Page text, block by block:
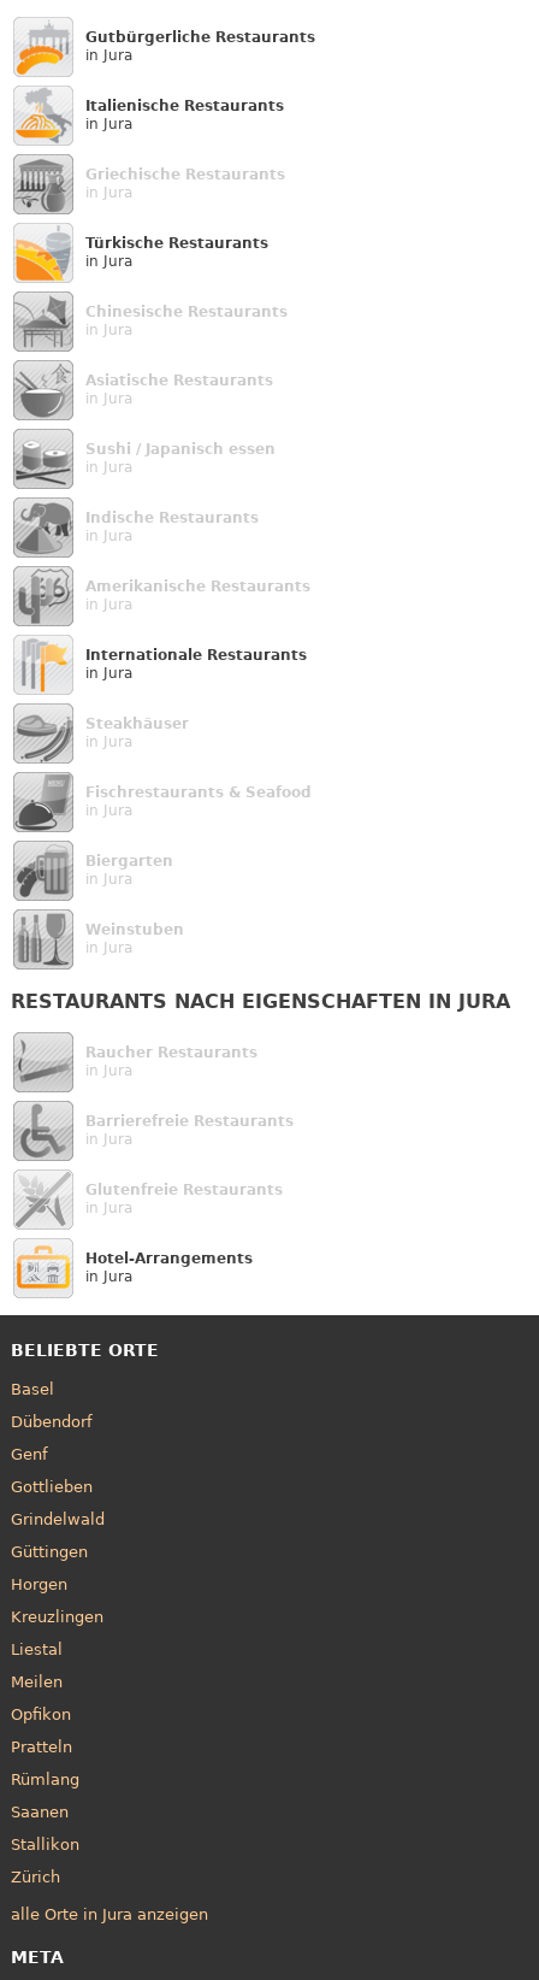
Gutbürgerliche Restaurants
in Jura
Italienische Restaurants
in Jura
Griechische Restaurants
in Jura
Türkische Restaurants
in Jura
Chinesische Restaurants
in Jura
Asiatische Restaurants
in Jura
Sushi / Japanisch essen
in Jura
Indische Restaurants
in Jura
Amerikanische Restaurants
in Jura
Internationale Restaurants
in Jura
Steakhäuser
in Jura
Fischrestaurants & Seafood
in Jura
Biergarten
in Jura
Weinstuben
in Jura
RESTAURANTS NACH EIGENSCHAFTEN IN JURA
Raucher Restaurants
in Jura
Barrierefreie Restaurants
in Jura
Glutenfreie Restaurants
in Jura
Hotel-Arrangements
in Jura
BELIEBTE ORTE
Basel
Dübendorf
Genf
Gottlieben
Grindelwald
Güttingen
Horgen
Kreuzlingen
Liestal
Meilen
Opfikon
Pratteln
Rümlang
Saanen
Stallikon
Zürich
alle Orte in Jura anzeigen
META